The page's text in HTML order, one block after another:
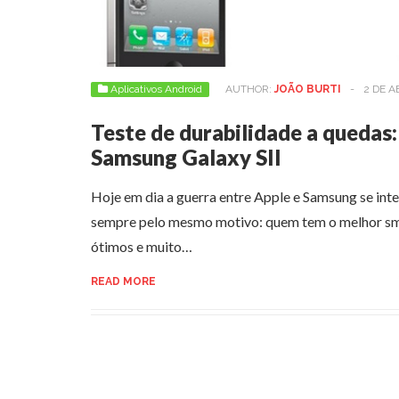
Aplicativos Android AUTHOR:JOÃO BURTI - 2 DE
Teste de durabilidade a
Samsung Galaxy SII
Hoje em dia a guerra entre Apple e Samsung se
sempre pelo mesmo motivo: quem tem o melhor
ótimos e muito…
READ MORE